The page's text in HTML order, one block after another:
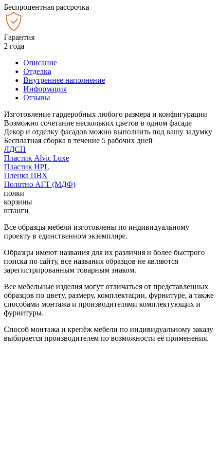
Беспроцентная рассрочка
Гарантия
2 года
Описание
Отделка
Внутреннее наполнение
Информация
Отзывы
Изготовление гардеробных любого размера и конфигурации
Возможно сочетание нескольких цветов в одном фасаде
Декор и отделку фасадов можно выполнить под вашу задумку
Бесплатная сборка в течение 5 рабочих дней
ЛДСП
Пластик Alvic Luxe
Пластик HPL
Пленка ПВХ
Полотно АГТ (МДФ)
полки
корзины
штанги
Все образцы мебели изготовлены по индивидуальному
проекту в единственном экземпляре.
Образцы имеют названия для их различия и более быстрого
поиска по сайту, все названия образцов не являются
зарегистрированным товарным знаком.
Все мебельные изделия могут отличаться от представленных
образцов по цвету, размеру, комплектации, фурнитуре, а также
способами монтажа и производителями комплектующих и
фурнитуры.
Способ монтажа и крепёж мебели по индивидуальному заказу
выбирается производителем по возможности её применения.